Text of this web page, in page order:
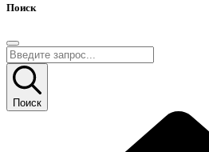
Поиск
Поиск